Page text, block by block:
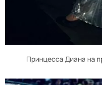
Принцесса Диана на